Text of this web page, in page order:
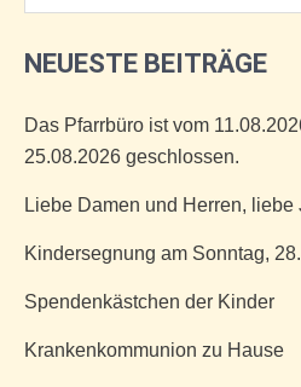
NEUESTE BEITRÄGE
Das Pfarrbüro ist vom
25.08.2026 geschlossen.
Liebe Damen und Herren, liebe
Kindersegnung am Sonntag,
Spendenkästchen der Kinder
Krankenkommunion zu Hause